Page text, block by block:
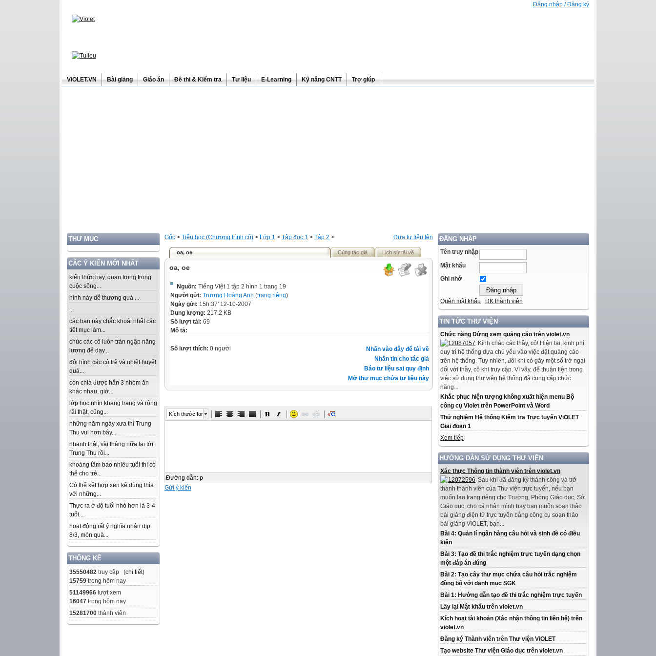
Đăng nhập / Đăng ký
ViOLET.VN Bài giảng Giáo án Đề thi & Kiểm tra Tư liệu E-Learning Kỹ năng CNTT Trợ giúp
THƯ MỤC
CÁC Ý KIẾN MỚI NHẤT
kiến thức hay, quan trọng trong
cuộc sống...
hình này dễ thương quá ...
...
các bạn này chắc khoái nhất các
tiết mục làm...
chúc các cô luôn tràn ngập năng
lượng để dạy...
đội hình các cô trẻ và nhiệt huyết
quá...
còn chia được hẳn 3 nhóm ăn
khác nhau, giờ...
lớp học nhìn khang trang và rộng
rãi thật, cũng...
những năm ngày xưa thì Trung
Thu vui hơn bây...
nhanh thật, vài tháng nữa lại tới
Trung Thu rồi...
khoảng tầm bao nhiêu tuổi thì có
thể cho trẻ...
Có thể kết hợp xen kẽ dùng thìa
với những...
Thực ra ở độ tuổi nhỏ hơn là 3-4
tuổi...
hoạt động rất ý nghĩa nhân dịp
8/3, món quà...
THỐNG KÊ
35550482 truy cập (chi tiết)
15759 trong hôm nay
51149966 lượt xem
16047 trong hôm nay
15281700 thành viên
ĐĂNG NHẬP
Tên truy nhập
Mật khẩu
Ghi nhớ
Quên mật khẩu ĐK thành viên
TIN TỨC THƯ VIỆN
Chức năng Dừng xem quảng cáo trên violet.vn
Kính chào các thầy, cô! Hiện tại, kinh phí
duy trì hệ thống dựa chủ yếu vào việc đặt quảng cáo
trên hệ thống. Tuy nhiên, đôi khi có gây một số trở ngại
đối với thầy, cô khi truy cập. Vì vậy, để thuận tiện trong
việc sử dụng thư viện hệ thống đã cung cấp chức
năng...
Khắc phục hiện tượng không xuất hiện menu Bộ
công cụ Violet trên PowerPoint và Word
Thử nghiệm Hệ thống Kiểm tra Trực tuyến ViOLET
Giai đoạn 1
Xem tiếp
HƯỚNG DẪN SỬ DỤNG THƯ VIỆN
Xác thực Thông tin thành viên trên violet.vn
Sau khi đã đăng ký thành công và trở
thành thành viên của Thư viện trực tuyến, nếu bạn
muốn tạo trang riêng cho Trường, Phòng Giáo dục, Sở
Giáo dục, cho cá nhân mình hay bạn muốn soạn thảo
bài giảng điện tử trực tuyến bằng công cụ soạn thảo
bài giảng ViOLET, bạn...
Bài 4: Quản lí ngân hàng câu hỏi và sinh đề có điều
kiện
Bài 3: Tạo đề thi trắc nghiệm trực tuyến dạng chọn
một đáp án đúng
Bài 2: Tạo cây thư mục chứa câu hỏi trắc nghiệm
đồng bộ với danh mục SGK
Bài 1: Hướng dẫn tạo đề thi trắc nghiệm trực tuyến
Lấy lại Mật khẩu trên violet.vn
Kích hoạt tài khoản (Xác nhận thông tin liên hệ) trên
violet.vn
Đăng ký Thành viên trên Thư viện ViOLET
Tạo website Thư viện Giáo dục trên violet.vn
Đưa tư liệu lên
Gốc > Tiểu học (Chương trình cũ) > Lớp 1 > Tập đọc 1 > Tập 2 >
oa, oe Cùng tác giả Lịch sử tải về
oa, oe
Nguồn: Tiếng Việt 1 tập 2 hình 1 trang 19
Người gửi: Trương Hoàng Anh (trang riêng)
Ngày gửi: 15h:37' 12-10-2007
Dung lượng: 217.2 KB
Số lượt tải: 69
Mô tả:
Nhấn vào đây để tải về
Nhắn tin cho tác giả
Báo tư liệu sai quy định
Mở thư mục chứa tư liệu này
Số lượt thích: 0 người
Kích thước font
Đường dẫn: p
Gửi ý kiến